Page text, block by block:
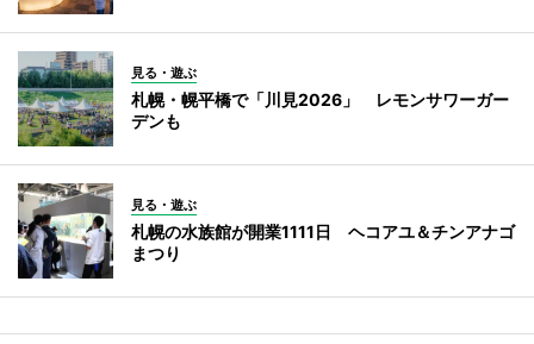
見る・遊ぶ
札幌・幌平橋で「川見2026」 レモンサワーガー
デンも
見る・遊ぶ
札幌の水族館が開業1111日 ヘコアユ＆チンアナゴ
まつり